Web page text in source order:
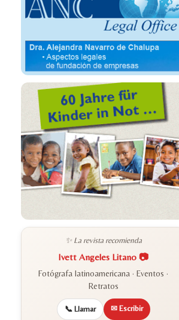
✨ La revista recomienda
Ivett Angeles Litano 📷
Fotógrafa latinoamericana · Eventos ·
Retratos
📞 Llamar ✉ Escribir